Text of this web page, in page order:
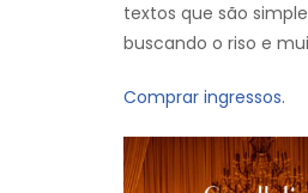
textos que são
buscando o riso e
Comprar ingressos.